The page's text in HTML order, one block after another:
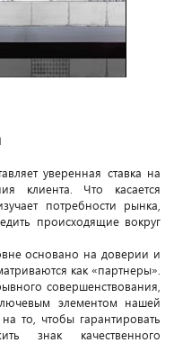
уверенная ставка на
клиента. Что касается
потребности рынка,
происходящие вокруг
основано на доверии и
как «партнеры».
совершенствования,
элементом нашей
то, чтобы гарантировать
знак качественного